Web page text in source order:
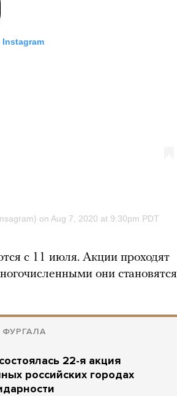
с 11 июля. Акции проходят
они становятся
22-я акция
российских городах